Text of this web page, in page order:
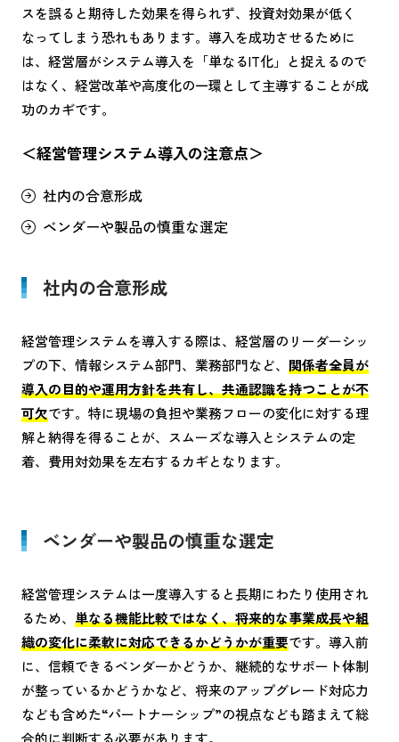
スを誤ると期待した効果を得られず、投資対効果が低く
なってしまう恐れもあります。導入を成功させるために
は、経営層がシステム導入を「単なるIT化」と捉えるので
はなく、経営改革や高度化の一環として主導することが成
功のカギです。
＜経営管理システム導入の注意点＞
社内の合意形成
ベンダーや製品の慎重な選定
社内の合意形成
経営管理システムを導入する際は、経営層のリーダーシッ
プの下、情報システム部門、業務部門など、 関係者全員が
導入の目的や運用方針を共有し、共通認識を持つことが不
可欠です。特に現場の負担や業務フローの変化に対する理
解と納得を得ることが、スムーズな導入とシステムの定
着、費用対効果を左右するカギとなります。
ベンダーや製品の慎重な選定
経営管理システムは一度導入すると長期にわたり使用され
るため、 単なる機能比較ではなく、将来的な事業成長や組
織の変化に柔軟に対応できるかどうかが重要です。導入前
に、信頼できるベンダーかどうか、継続的なサポート体制
が整っているかどうかなど、将来のアップグレード対応力
なども含めた“パートナーシップ”の視点なども踏まえて総